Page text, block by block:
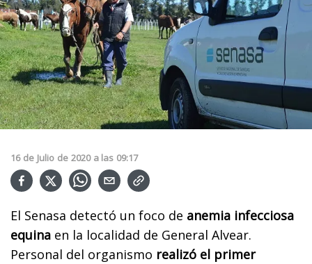
16 de Julio de 2020 a las 09:17
El Senasa detectó un foco de anemia infecciosa
equina en la localidad de General Alvear.
Personal del organismo realizó el primer